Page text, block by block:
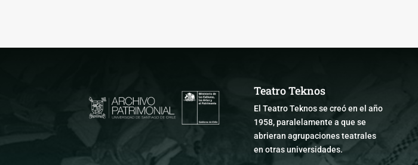
Teatro Teknos
El Teatro Teknos se creó en el año
1958, paralelamente a que se
abrieran agrupaciones teatrales
en otras universidades.